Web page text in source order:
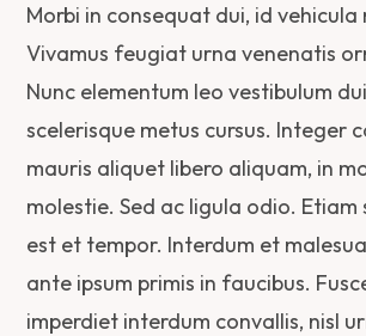
Morbi in consequat dui, id vehicula
Vivamus feugiat urna venenatis
Nunc elementum leo vestibulum
scelerisque metus cursus. Integer
mauris aliquet libero aliquam, in
molestie. Sed ac ligula odio.
est et tempor. Interdum et
ante ipsum primis in faucibus.
imperdiet interdum convallis, nisl